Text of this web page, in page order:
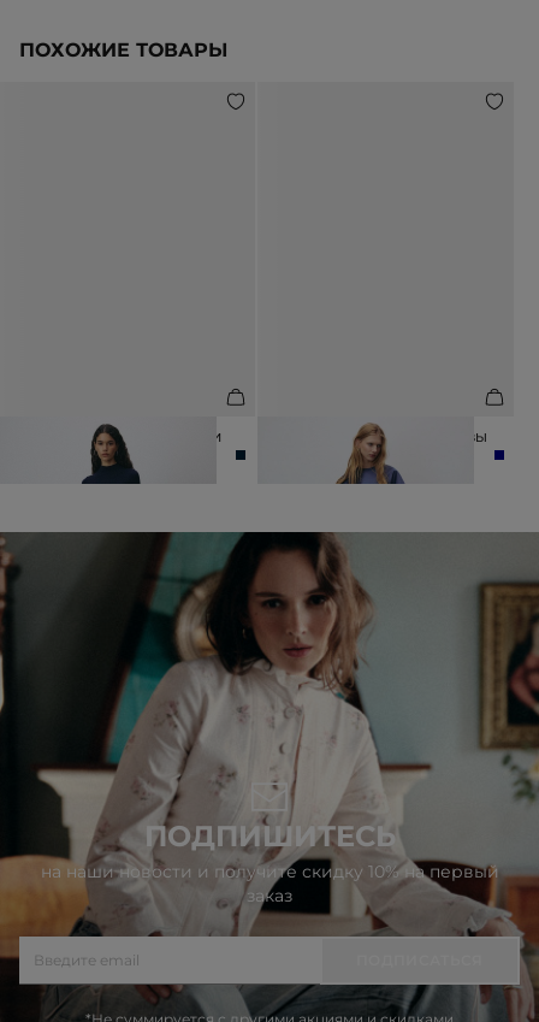
ПОХОЖИЕ ТОВАРЫ
ПЛАТЬЕ МИДИ ИЗ 100% ШЕРСТИ ПЛАТЬЕ МИДИ ИЗ 100% ВИСКОЗЫ
ПОДПИШИТЕСЬ
на наши новости и получите скидку 10% на первый
заказ